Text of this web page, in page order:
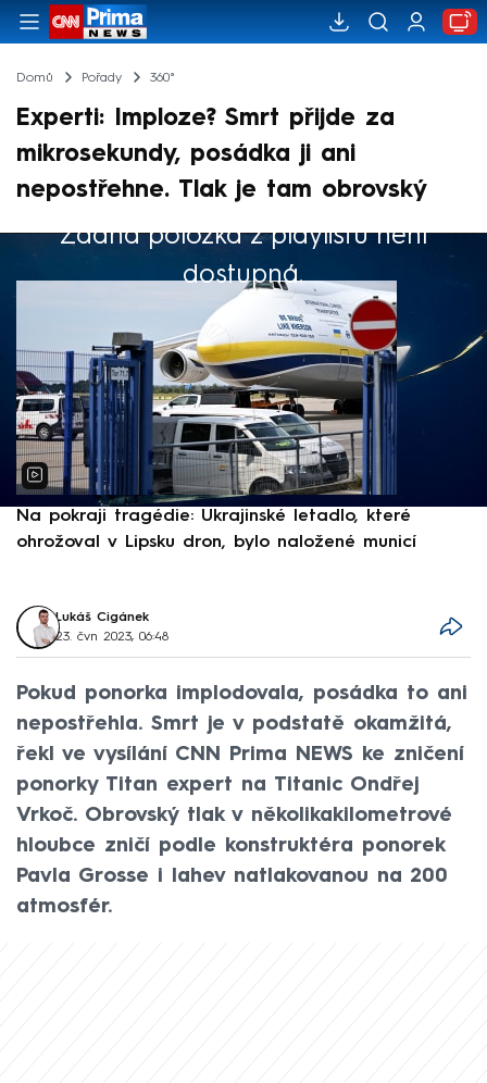
Domů Pořady 360°
Experti: Imploze? Smrt přijde za
mikrosekundy, posádka ji ani
nepostřehne. Tlak je tam obrovský
Žádná položka z playlistu není
dostupná.
Výběr redakce
Na pokraji tragédie: Ukrajinské letadlo, které
ohrožoval v Lipsku dron, bylo naložené municí
Lukáš Cigánek
23. čvn 2023, 06:48
Pokud ponorka implodovala, posádka to ani
nepostřehla. Smrt je v podstatě okamžitá,
řekl ve vysílání CNN Prima NEWS ke zničení
ponorky Titan expert na Titanic Ondřej
Vrkoč. Obrovský tlak v několikakilometrové
hloubce zničí podle konstruktéra ponorek
Pavla Grosse i lahev natlakovanou na 200
atmosfér.